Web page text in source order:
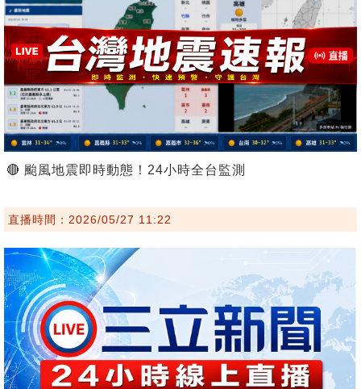
🔴 颱風地震即時動態！24小時全台監測
直播時間：2026/05/27 11:22